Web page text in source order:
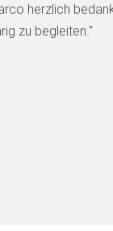
herzlich
zu begleiten."